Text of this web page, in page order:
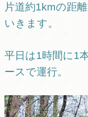
片道約1kmの距
いきます。
平日は1時間に1
ースで運行。